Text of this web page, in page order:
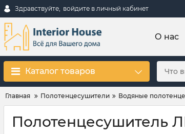
Здравствуйте, войдите в личный кабинет
О нас
Каталог товаров
Главная Полотенцесушители Водяные
Полотенцесушитель